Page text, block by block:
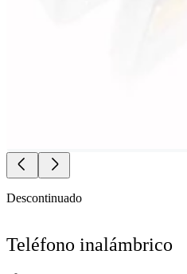
Descontinuado
Teléfono inalámbrico